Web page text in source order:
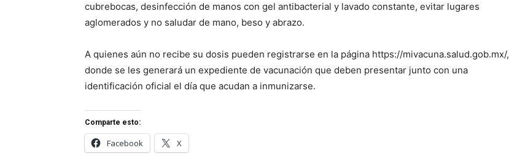
cubrebocas, desinfección de manos con gel antibacterial y lavado constante, evitar lugares
aglomerados y no saludar de mano, beso y abrazo.
A quienes aún no recibe su dosis pueden registrarse en la página https://mivacuna.salud.gob.mx/,
donde se les generará un expediente de vacunación que deben presentar junto con una
identificación oficial el día que acudan a inmunizarse.
Comparte esto:
Facebook X